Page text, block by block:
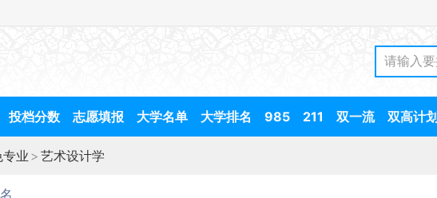
投档分数 志愿填报 大学名单 大学排名 985 211 双一流 双高计划
业 > 艺术设计学